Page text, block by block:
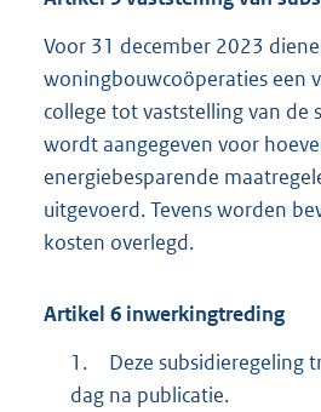
Voor 31 december 2023
woningbouwcoöperaties een
college tot vaststelling van de
wordt aangegeven voor
energiebesparende
uitgevoerd. Tevens worden
kosten overlegd.
Artikel 6 inwerkingtreding
1.
Deze subsidieregeling
dag na publicatie.